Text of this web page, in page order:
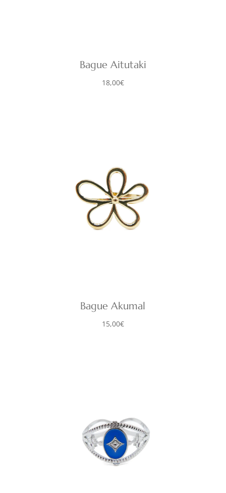
Bague Aitutaki
18,00€
Bague Akumal
15,00€